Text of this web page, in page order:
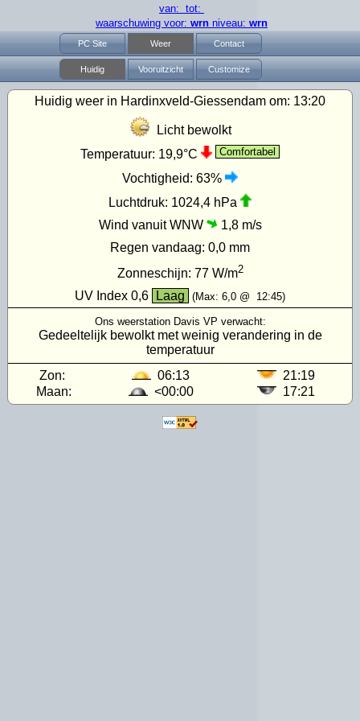
van: tot:
waarschuwing voor: wrn niveau: wrn
PC Site Weer Contact
Huidig Vooruitzicht Customize
Huidig weer in Hardinxveld-Giessendam om: 13:20
Licht bewolkt
Temperatuur: 19,9°C Comfortabel
Vochtigheid: 63%
Luchtdruk: 1024,4 hPa
Wind vanuit WNW
1,8 m/s
Regen vandaag: 0,0 mm
Zonneschijn: 77W/m2
UV Index 0,6 Laag (Max: 6,0 @ 12:45)
Ons weerstation Davis VP verwacht:
Gedeeltelijk bewolkt met weinig verandering in de
temperatuur
Zon:
06:13
21:19
Maan:
<00:00 17:21